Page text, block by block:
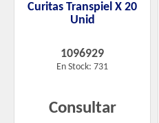
Curitas Transpiel X 20
Unid
1096929
En Stock: 731
Consultar